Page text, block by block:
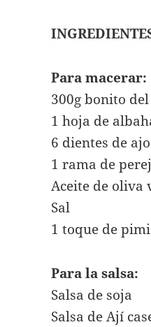
Para macerar:
300g bonito
1 hoja de
6 dientes de
1 rama de
Aceite de oliva
Sal
1 toque de
Para la salsa:
Salsa de soja
Salsa de Ají